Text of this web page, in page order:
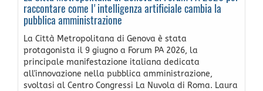
raccontare come l'intelligenza artificiale cambia la
pubblica amministrazione
La Città Metropolitana di Genova è stata
protagonista il 9 giugno a Forum PA 2026, la
principale manifestazione italiana dedicata
all'innovazione nella pubblica amministrazione,
svoltasi al Centro Congressi La Nuvola di Roma. Laura